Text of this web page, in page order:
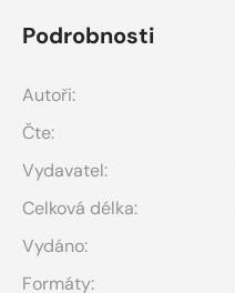
Podrobnosti
Autoři:
Čte:
Vydavatel:
Celková délka:
Vydáno:
Formáty: